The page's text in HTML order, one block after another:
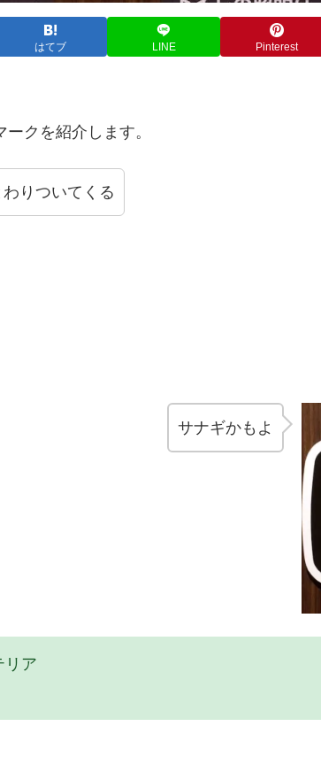
はてブ LINE Pinterest
クを紹介します。
りついてくる
サナギかもよ
ア